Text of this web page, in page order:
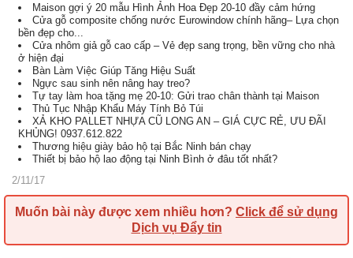
Maison gợi ý 20 mẫu Hình Ảnh Hoa Đẹp 20-10 đầy cảm hứng
Cửa gỗ composite chống nước Eurowindow chính hãng– Lựa chọn
bền đẹp cho...
Cửa nhôm giả gỗ cao cấp – Vẻ đẹp sang trọng, bền vững cho nhà
ở hiện đại
Bàn Làm Việc Giúp Tăng Hiệu Suất
Ngực sau sinh nên nâng hay treo?
Tự tay làm hoa tặng mẹ 20-10: Gửi trao chân thành tại Maison
Thủ Tục Nhập Khẩu Máy Tính Bỏ Túi
XẢ KHO PALLET NHỰA CŨ LONG AN – GIÁ CỰC RẺ, ƯU ĐÃI
KHỦNG! 0937.612.822
Thương hiệu giày bảo hộ tại Bắc Ninh bán chạy
Thiết bị bảo hộ lao động tại Ninh Bình ở đâu tốt nhất?
2/11/17
Muốn bài này được xem nhiều hơn? Click để sử dụng
Dịch vụ Đẩy tin